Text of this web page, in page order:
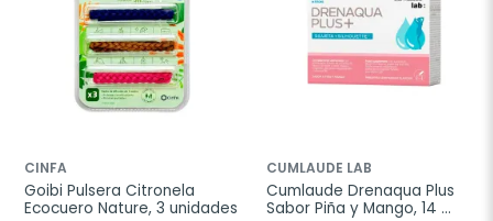
CINFA
Goibi Pulsera Citronela
Ecocuero Nature, 3 unidades
CUMLAUDE LAB
Cumlaude Drenaqua Plus
Sabor Piña y Mango, 14